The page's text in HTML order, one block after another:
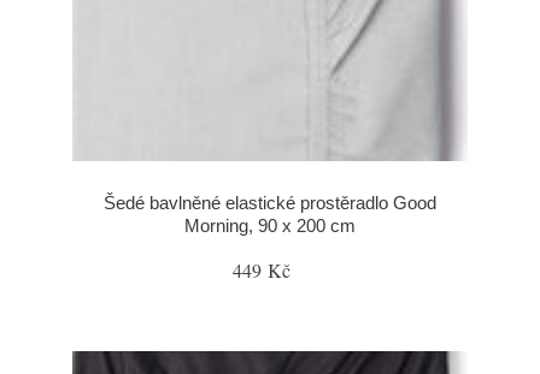
Šedé bavlněné elastické prostěradlo Good
Morning, 90 x 200 cm
449 Kč